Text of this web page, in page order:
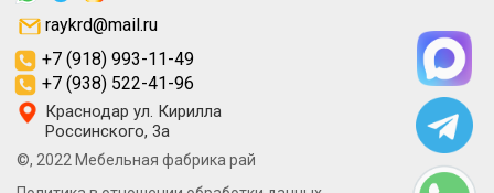
©, 2022 Мебельная фабрика рай
Краснодар ул. Кирилла
Россинского, 3а
+7 (918) 993-11-49
+7 (938) 522-41-96
raykrd@mail.ru